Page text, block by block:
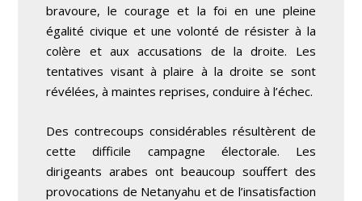
bravoure, le courage et la foi en une pleine
égalité civique et une volonté de résister à la
colère et aux accusations de la droite. Les
tentatives visant à plaire à la droite se sont
révélées, à maintes reprises, conduire à l’échec.
Des contrecoups considérables résultèrent de
cette difficile campagne électorale. Les
dirigeants arabes ont beaucoup souffert des
provocations de Netanyahu et de l’insatisfaction